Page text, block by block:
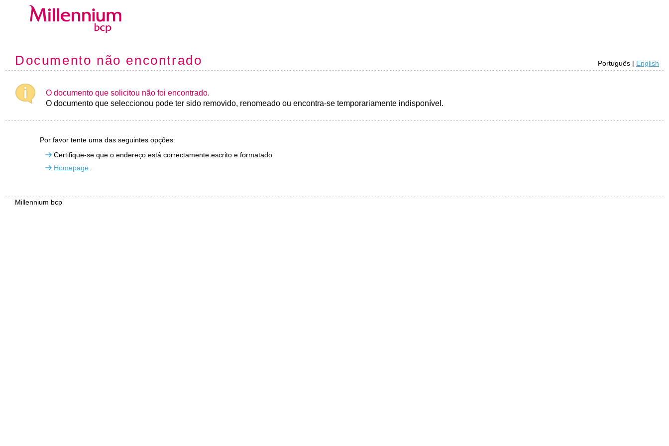
Português | English
Documento não encontrado
O documento que solicitou não foi encontrado.
O documento que seleccionou pode ter sido removido, renomeado ou encontra-se temporariamente indisponível.
Por favor tente uma das seguintes opções:
Certifique-se que o endereço está correctamente escrito e formatado.
Homepage
Millennium bcp